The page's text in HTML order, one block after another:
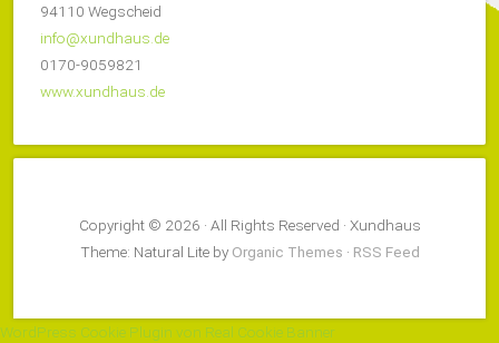
94110 Wegscheid
info@xundhaus.de
0170-9059821
www.xundhaus.de
Copyright © 2026 · All Rights Reserved · Xundhaus
Theme: Natural Lite by Organic Themes · RSS Feed
WordPress Cookie Plugin von Real Cookie Banner